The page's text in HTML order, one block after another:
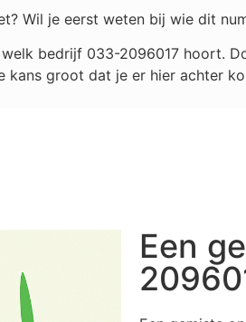
Wil je eerst weten bij wie dit
bedrijf 033-2096017 hoort.
kans groot dat je er hier achter
Een